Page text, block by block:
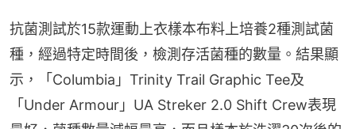
抗菌測試於15款運動上衣樣本布料上培養2種測試菌
種，經過特定時間後，檢測存活菌種的數量。結果顯
示，「Columbia」Trinity Trail Graphic Tee及
「Under Armour」UA Streker 2.0 Shift Crew表現